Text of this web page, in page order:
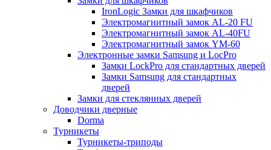
IronLogic Замки для шкафчиков
Электромагнитный замок AL-20 FU
Электромагнитный замок AL-40FU
Электромагнитный замок YM-60
Электронные замки Samsung и LocPro
Замки LockPro для стандартных дверей
Замки Samsung для стандартных
дверей
Замки для стеклянных дверей
Доводчики дверные
Dorma
Турникеты
Турникеты-триподы